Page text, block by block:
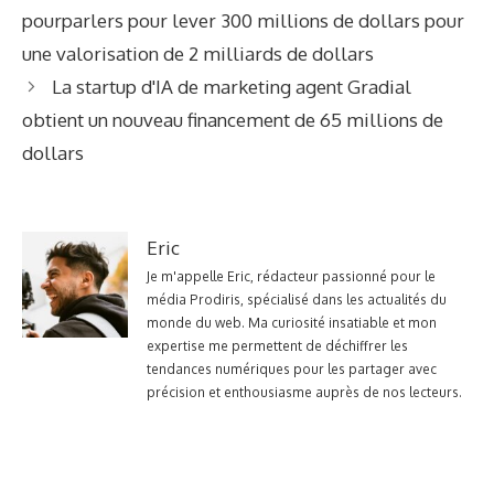
pourparlers pour lever 300 millions de dollars pour
une valorisation de 2 milliards de dollars
La startup d'IA de marketing agent Gradial
obtient un nouveau financement de 65 millions de
dollars
Eric
Je m'appelle Eric, rédacteur passionné pour le
média Prodiris, spécialisé dans les actualités du
monde du web. Ma curiosité insatiable et mon
expertise me permettent de déchiffrer les
tendances numériques pour les partager avec
précision et enthousiasme auprès de nos lecteurs.